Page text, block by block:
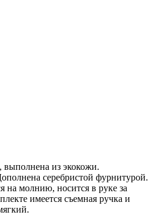
из экокожи.
серебристой фурнитурой.
на молнию, носится в руке за
имеется съемная ручка и